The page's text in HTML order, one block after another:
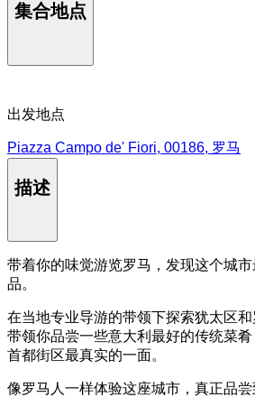
集合地点
出发地点
Piazza Campo de' Fiori, 00186, 罗马
描述
带着你的味觉游览罗马，发现这个城
品。
在当地专业导游的带领下探索犹太区
带领你品尝一些意大利最好的传统菜
首都街区最真实的一面。
像罗马人一样体验这座城市，真正品